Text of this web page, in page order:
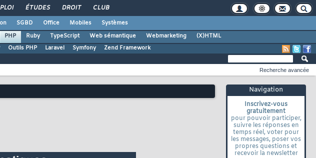
ÉTUDES DROIT CLUB
SGBD Office Mobiles
Systèmes
PHP Ruby TypeScript Web sémantique Webmarketing
(X)HTML
Outils PHP Laravel Symfony Zend Framework
Navigation
Inscrivez-vous
gratuitement
pour pouvoir participer,
suivre les réponses en
temps réel, voter pour
les messages, poser vos
propres questions et
recevoir la newsletter
Recherche avancée